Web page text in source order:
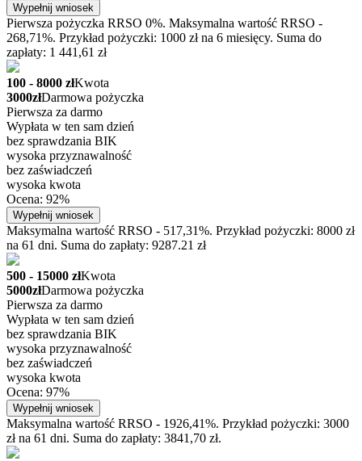
Wypełnij wniosek
Pierwsza pożyczka RRSO 0%. Maksymalna wartość RRSO -
268,71%. Przykład pożyczki: 1000 zł na 6 miesięcy. Suma do
zapłaty: 1 441,61 zł
100 - 8000 złKwota
3000złDarmowa pożyczka
Pierwsza za darmo
Wypłata w ten sam dzień
bez sprawdzania BIK
wysoka przyznawalność
bez zaświadczeń
wysoka kwota
Ocena: 92%
Wypełnij wniosek
Maksymalna wartość RRSO - 517,31%. Przykład pożyczki: 8000 zł
na 61 dni. Suma do zapłaty: 9287.21 zł
500 - 15000 złKwota
5000złDarmowa pożyczka
Pierwsza za darmo
Wypłata w ten sam dzień
bez sprawdzania BIK
wysoka przyznawalność
bez zaświadczeń
wysoka kwota
Ocena: 97%
Wypełnij wniosek
Maksymalna wartość RRSO - 1926,41%. Przykład pożyczki: 3000
zł na 61 dni. Suma do zapłaty: 3841,70 zł.